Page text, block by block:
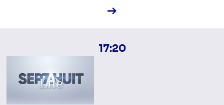
Voir la fiche diffusion
17:20